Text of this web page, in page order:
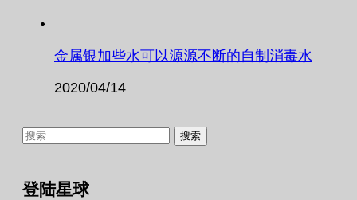
金属银加些水可以源源不断的自制消毒水
2020/04/14
搜
登陆星球